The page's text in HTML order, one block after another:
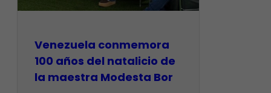
Venezuela conmemora
100 años del natalicio de
la maestra Modesta Bor